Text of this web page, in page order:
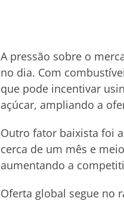
A pressão sobre o
no dia. Com
que pode incentivar
açúcar, ampliando a
Outro fator baixista foi
cerca de um mês e
aumentando a
Oferta global segue no